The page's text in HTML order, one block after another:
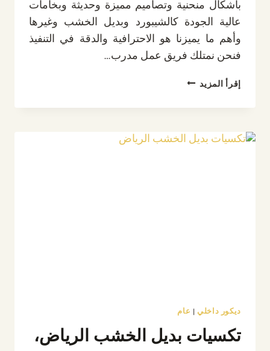
بأشكال منحنية وتصاميم مميزة وحديثة وبخامات
عالية الجودة كالشيبورد وبديل الخشب وغيرها
وأهم ما يميزنا هو الاحترافية والدقة في التنفيذ
فنحن نمتلك فريق عمل مدرب…
إقرأ المزيد ديكور
كيرف
ت:
ديكور داخلي عام
تكسيات بديل الخشب الرياض،